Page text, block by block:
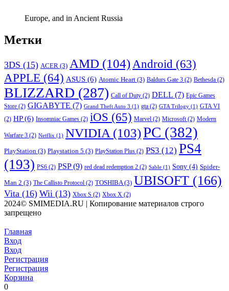
Europe, and in Ancient Russia
Метки
3DS (15) ACER (3) AMD (104)Android (63)
APPLE (64) ASUS (6) Atomic Heart (3) Baldurs Gate 3 (2) Bethesda (2)
BLIZZARD (287) Call of Duty (2) DELL (7) Epic Games
Store (2) GIGABYTE (7) Grand Theft Auto 3 (1) gta (2) GTA Trilogy (1) GTA VI
(2) HP(6) Insomniac Games (2) iOS (65) Marvel (2) Microsoft(2) Modern
Warfare 3 (2) Netflix (1) NVIDIA(103)PC (382)
PlayStation (3) Playstation 5 (3) PlayStation Plus (2) PS3 (12) PS4
(193) PS6 (2) PSP(9) red dead redemption 2 (2) Sable (1) Sony (4) Spider-
Man 2 (3) The Callisto Protocol (2) TOSHIBA(3) UBISOFT (166)
Vita (16) Wii (13) Xbox S (2) Xbox X (2)
2024© SMIMEDIA.RU | Копирование материалов строго
запрещено
Главная
Вход
Вход
Регистрация
Регистрация
Корзина
0